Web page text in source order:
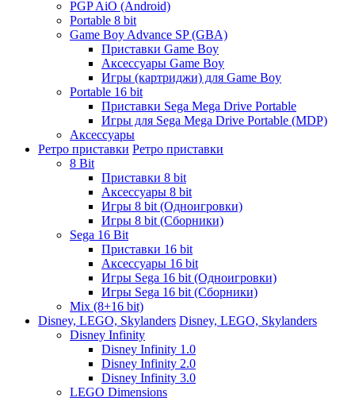
PGP AiO (Android)
Portable 8 bit
Game Boy Advance SP (GBA)
Приставки Game Boy
Аксессуары Game Boy
Игры (картриджи) для Game Boy
Portable 16 bit
Приставки Sega Mega Drive Portable
Игры для Sega Mega Drive Portable (MDP)
Аксессуары
Ретро приставки Ретро приставки
8 Bit
Приставки 8 bit
Аксессуары 8 bit
Игры 8 bit (Одноигровки)
Игры 8 bit (Сборники)
Sega 16 Bit
Приставки 16 bit
Аксессуары 16 bit
Игры Sega 16 bit (Одноигровки)
Игры Sega 16 bit (Сборники)
Mix (8+16 bit)
Disney, LEGO, Skylanders Disney, LEGO, Skylanders
Disney Infinity
Disney Infinity 1.0
Disney Infinity 2.0
Disney Infinity 3.0
LEGO Dimensions